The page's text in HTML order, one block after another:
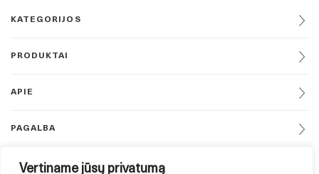
Vertiname jūsų privatumą
KATEGORIJOS
PRODUKTAI
APIE
PAGALBA
DAUGIAU